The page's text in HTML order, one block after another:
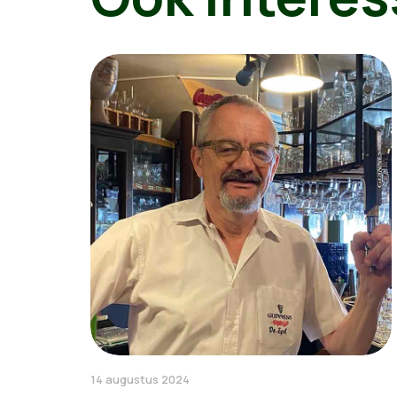
14 augustus 2024